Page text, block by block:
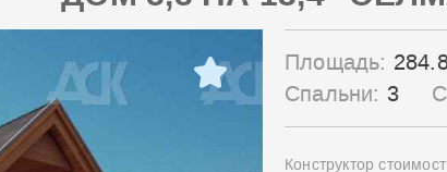
Площадь:
Спальни: 3
Конструктор